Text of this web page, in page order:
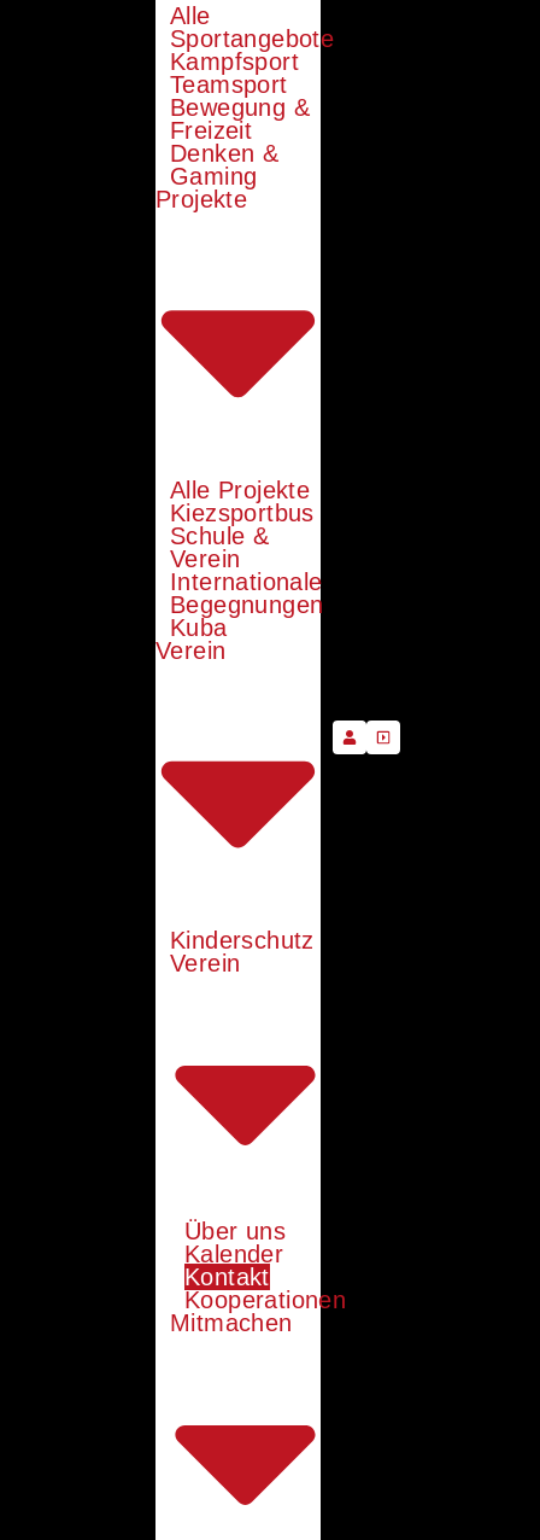
Alle
Sportangebote
Kampfsport
Teamsport
Bewegung &
Freizeit
Denken &
Gaming
Projekte
Alle Projekte
Kiezsportbus
Schule &
Verein
Internationale
Begegnungen
Kuba
Verein
Kinderschutz
Verein
Über uns
Kalender
Kontakt
Kooperationen
Mitmachen